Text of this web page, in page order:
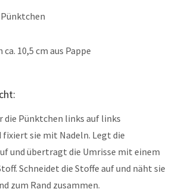
10,5 cm aus Pappe
die Pünktchen links auf links
fixiert sie mit Nadeln. Legt die
und übertragt die Umrisse mit einem
Schneidet die Stoffe auf und näht sie
zum Rand zusammen.